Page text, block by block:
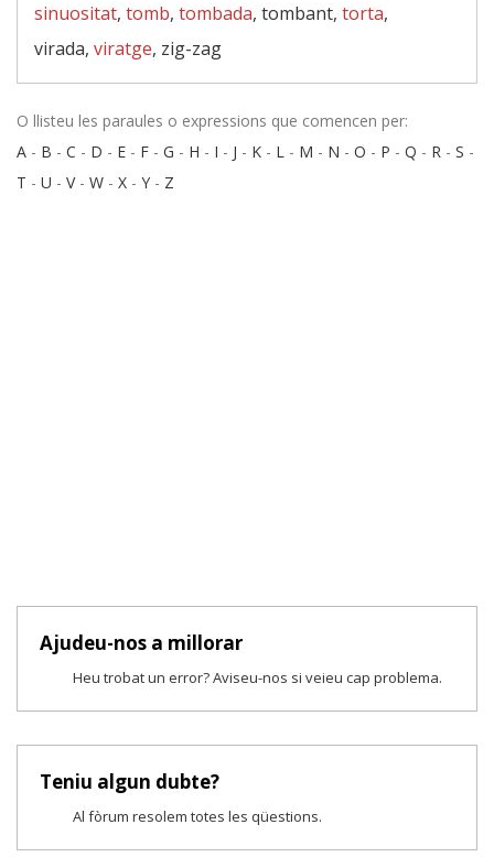
sinuositat, tomb, tombada, tombant, torta,
virada, viratge, zig-zag
O llisteu les paraules o expressions que comencen per:
A - B - C - D - E - F - G - H - I - J - K - L - M - N - O - P - Q - R - S -
T - U - V- W - X - Y - Z
Ajudeu-nos a millorar
Heu trobat un error? Aviseu-nos si veieu cap problema.
Teniu algun dubte?
Al fòrum resolem totes les qüestions.